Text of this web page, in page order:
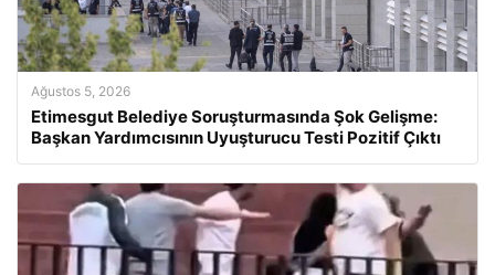
Ağustos 5, 2026
Etimesgut Belediye Soruşturmasında Şok Gelişme:
Başkan Yardımcısının Uyuşturucu Testi Pozitif Çıktı